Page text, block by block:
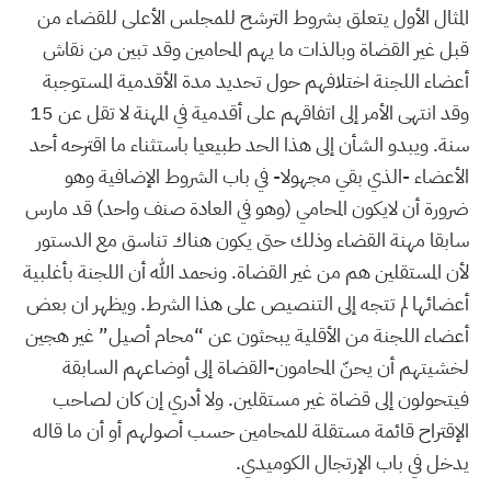
المثال الأول يتعلق بشروط الترشح للمجلس الأعلى للقضاء من
قبل غير القضاة وبالذات ما يهم المحامين وقد تبين من نقاش
أعضاء اللجنة اختلافهم حول تحديد مدة الأقدمية المستوجبة
وقد انتهى الأمر إلى اتفاقهم على أقدمية في المهنة لا تقل عن 15
سنة. ويبدو الشأن إلى هذا الحد طبيعيا باستثناء ما اقترحه أحد
الأعضاء -الذي بقي مجهولا- في باب الشروط الإضافية وهو
ضرورة أن لايكون المحامي (وهو في العادة صنف واحد) قد مارس
سابقا مهنة القضاء وذلك حتى يكون هناك تناسق مع الدستور
لأن المستقلين هم من غير القضاة. ونحمد الله أن اللجنة بأغلبية
أعضائها لم تتجه إلى التنصيص على هذا الشرط. ويظهر ان بعض
أعضاء اللجنة من الأقلية يبحثون عن “محام أصيل” غير هجين
لخشيتهم أن يحنّ المحامون-القضاة إلى أوضاعهم السابقة
فيتحولون إلى قضاة غير مستقلين. ولا أدري إن كان لصاحب
الإقتراح قائمة مستقلة للمحامين حسب أصولهم أو أن ما قاله
يدخل في باب الإرتجال الكوميدي.